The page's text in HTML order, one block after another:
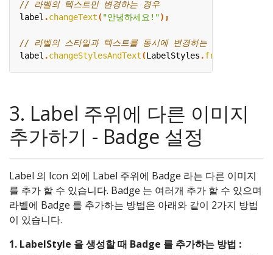
label .changeText("안녕하세요!");
label .changeStylesAndText(LabelStyles .from
3. Label 주위에 다른 이미지
추가하기 - Badge 설정
Label 의 Icon 외에 Label 주위에 Badge 라는 다른 이미지
를 추가 할 수 있습니다. Badge 는 여러개 추가 할 수 있으며
라벨에 Badge 를 추가하는 방법은 아래와 같이 2가지 방법
이 있습니다.
1. LabelStyle 을 생성할 때 Badge 를 추가하는 방법 :